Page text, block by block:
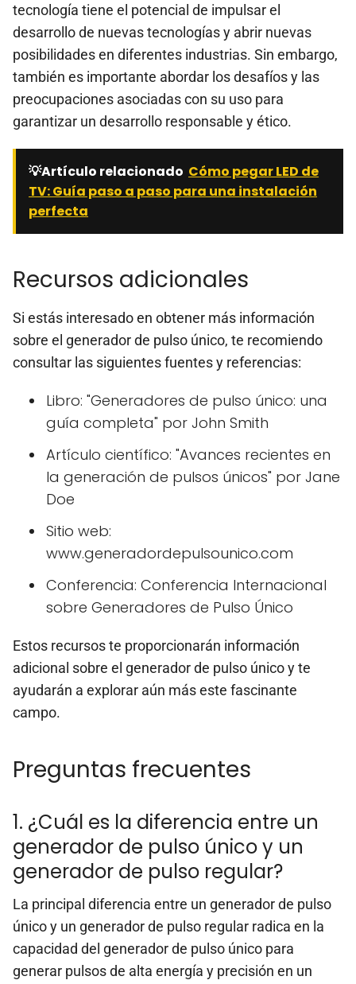
tecnología tiene el potencial de impulsar el
desarrollo de nuevas tecnologías y abrir nuevas
posibilidades en diferentes industrias. Sin embargo,
también es importante abordar los desafíos y las
preocupaciones asociadas con su uso para
garantizar un desarrollo responsable y ético.
💡Artículo relacionado Cómo pegar LED de
TV: Guía paso a paso para una instalación
perfecta
Recursos adicionales
Si estás interesado en obtener más información
sobre el generador de pulso único, te recomiendo
consultar las siguientes fuentes y referencias:
Libro: "Generadores de pulso único: una
guía completa" por John Smith
Artículo científico: "Avances recientes en
la generación de pulsos únicos" por Jane
Doe
Sitio web:
www.generadordepulsounico.com
Conferencia: Conferencia Internacional
sobre Generadores de Pulso Único
Estos recursos te proporcionarán información
adicional sobre el generador de pulso único y te
ayudarán a explorar aún más este fascinante
campo.
Preguntas frecuentes
1. ¿Cuál es la diferencia entre un
generador de pulso único y un
generador de pulso regular?
La principal diferencia entre un generador de pulso
único y un generador de pulso regular radica en la
capacidad del generador de pulso único para
generar pulsos de alta energía y precisión en un